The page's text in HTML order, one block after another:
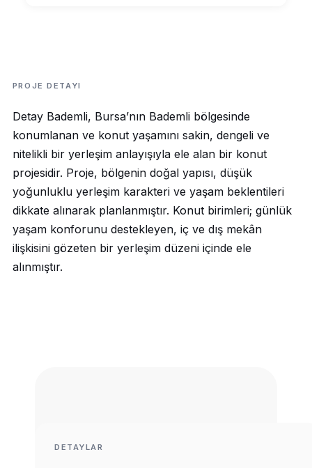
PROJE DETAYI
Detay Bademli, Bursa’nın Bademli bölgesinde
konumlanan ve konut yaşamını sakin, dengeli ve
nitelikli bir yerleşim anlayışıyla ele alan bir konut
projesidir. Proje, bölgenin doğal yapısı, düşük
yoğunluklu yerleşim karakteri ve yaşam beklentileri
dikkate alınarak planlanmıştır. Konut birimleri; günlük
yaşam konforunu destekleyen, iç ve dış mekân
ilişkisini gözeten bir yerleşim düzeni içinde ele
alınmıştır.
DETAYLAR